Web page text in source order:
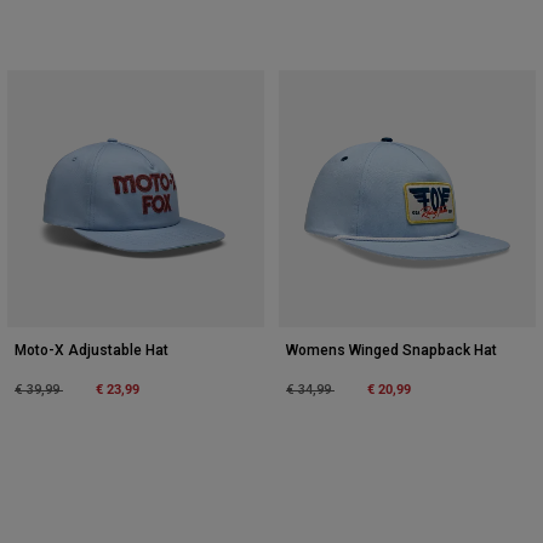
Moto-X Adjustable Hat
Price reduced from
€ 39,99to € 23,99
Womens Winged Snapback Hat
Price reduced from
€ 34,99to € 20,99